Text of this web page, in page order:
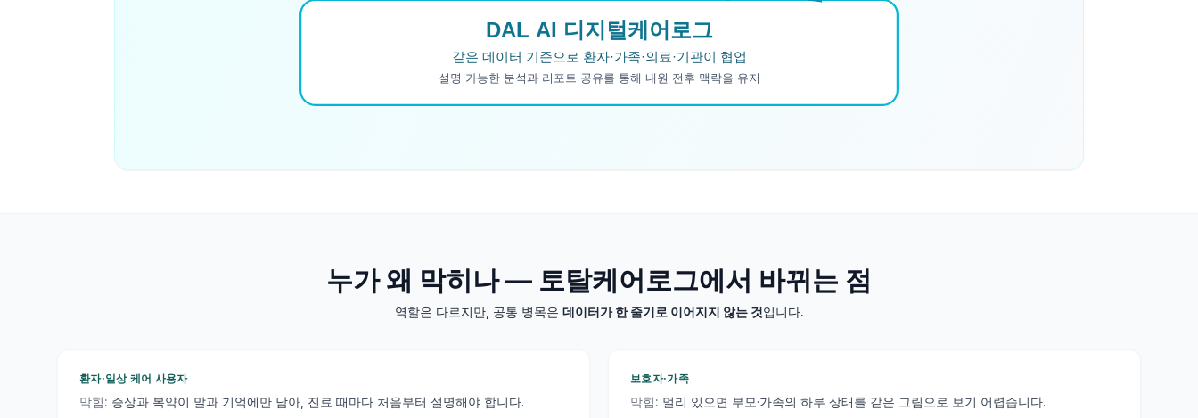
누가 왜 막히나 — 토탈케어로그에서 바뀌는 점
역할은 다르지만, 공통 병목은 데이터가 한 줄기로 이어지지 않는 것입니다.
환자·일상 케어 사용자
막힘: 증상과 복약이 말과 기억에만 남아, 진료 때마다 처음부터 설명해야 합니다.
보호자·가족
막힘: 멀리 있으면 부모·가족의 하루 상태를 같은 그림으로 보기 어렵습니다.